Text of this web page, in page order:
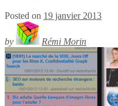
Posted on 19 janvier 2013
by Rémi Morin